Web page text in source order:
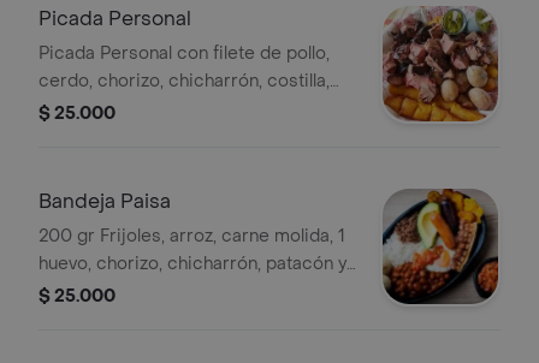
Picada Personal
Picada Personal con filete de pollo,
cerdo, chorizo, chicharrón, costilla,
moneditas de plátano y papas criollas.
$ 25.000
Bandeja Paisa
200 gr Frijoles, arroz, carne molida, 1
huevo, chorizo, chicharrón, patacón y
aguacate.
$ 25.000